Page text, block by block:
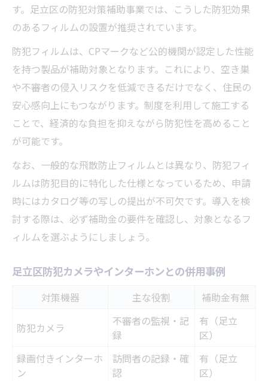
す。足立区の防犯対策補助事業では、こうした防犯効果
のあるフィルムの設置が推奨されています。
防犯フィルムは、CPマークなど公的機関が認定した性能
を持つ製品が補助対象となります。これにより、空き巣
や不審者の侵入リスクを低減できるだけでなく、住民の
安心感向上にもつながります。制度を利用して施工する
ことで、経済的な負担を抑えながら防犯性を高めること
が可能です。
なお、一般的な飛散防止フィルムとは異なり、防犯フィ
ルムは防犯目的に特化した仕様となっているため、申請
時にはカタログ等の写しの提出が不可欠です。導入を検
討する際は、必ず補助金の要件を確認し、対象となるフ
ィルムを選ぶようにしましょう。
足立区防犯カメラやインターホンとの併用事例
対策機器 主な役割 補助金有無
防犯カメラ
不審者の監視・記
録
有（足立
区）
録画付きインターホ
ン
訪問者の記録・確
認
有（足立
区）